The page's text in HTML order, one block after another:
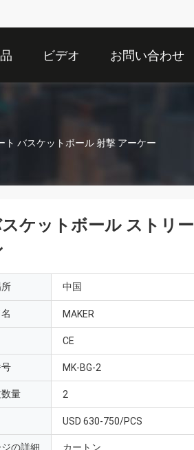
ビデオ お問い合わせ
バスケットボール 射撃 アーケー
ケットボール ストリ
中国
MAKER
CE
MK-BG-2
量 2
USD 630-750/PCS
の詳細 カートン